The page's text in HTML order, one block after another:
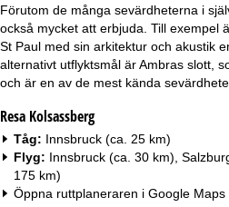
Förutom de många sevärdheterna i
också mycket att erbjuda. Till exempel
St Paul med sin arkitektur och akustik
alternativt utflyktsmål är Ambras slott,
och är en av de mest kända
Resa Kolsassberg
Tåg: Innsbruck (ca. 25 km)
Flyg: Innsbruck (ca. 30 km),
175 km)
Öppna ruttplaneraren i Google Maps